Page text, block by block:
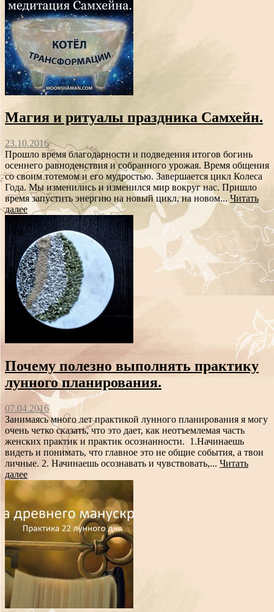
Магия и ритуалы праздника Самхейн.
23.10.2016
Прошло время благодарности и подведения итогов богинь
осеннего равноденствия и собранного урожая. Время общения
со своим тотемом и его мудростью. Завершается цикл Колеса
Года. Мы изменились и изменился мир вокруг нас. Пришло
время запустить энергию на новый цикл, на новом... Читать
далее
Почему полезно выполнять практику
лунного планирования.
07.04.2016
Занимаясь много лет практикой лунного планирования я могу
очень четко сказать, что это дает, как неотъемлемая часть
женских практик и практик осознанности. 1.Начинаешь
видеть и понимать, что главное это не общие события, а твои
личные. 2. Начинаешь осознавать и чувствовать,... Читать
далее